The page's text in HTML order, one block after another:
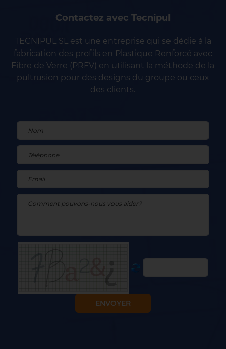
Contactez avec Tecnipul
TECNIPUL SL est une entreprise qui se dédie à la
fabrication des profils en Plastique Renforcé avec
Fibre de Verre (PRFV) en utilisant la méthode de la
pultrusion pour des designs du groupe ou ceux
des clients.